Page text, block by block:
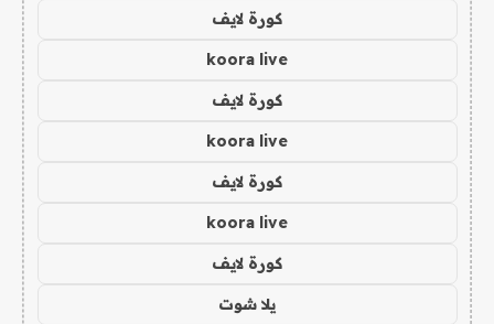
كورة لايف
koora live
كورة لايف
koora live
كورة لايف
koora live
كورة لايف
يلا شوت